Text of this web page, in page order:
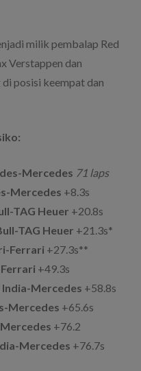
milik pembalap Red
Verstappen dan
posisi keempat dan
Mercedes 71 laps
Mercedes +8.3s
TAG Heuer +20.8s
TAG Heuer +21.3s*
Ferrari +27.3s**
+49.3s
India-Mercedes +58.8s
Mercedes +65.6s
+76.2
Mercedes +76.7s